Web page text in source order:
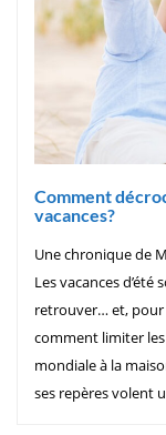
Comment
vacances?
Une chronique de
Les vacances
retrouver… et, pour
comment limiter
mondiale à la
ses repères volent